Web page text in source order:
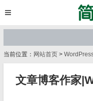
当前位置： 网站首页 >
文章博客作家